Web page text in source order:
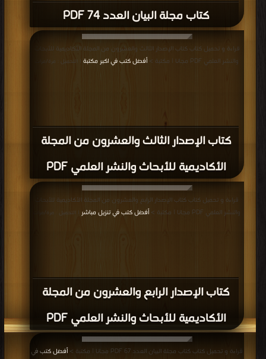
كتاب مجلة البيان العدد 74 PDF
كتاب الإصدار الثالث والعشرون من المجلة
الأكاديمية للأبحاث والنشر العلمي PDF
قراءة و تحميل كتاب كتاب الإصدار الثالث والعشرون من المجلة الأكاديمية للأبحاث
والنشر العلمي PDF مجانا | مكتبة >
أفضل كتب في اكبر مكتبة | التحميل : مرة/مرات
كتاب الإصدار الرابع والعشرون من المجلة
الأكاديمية للأبحاث والنشر العلمي PDF
قراءة و تحميل كتاب كتاب الإصدار الرابع والعشرون من المجلة الأكاديمية للأبحاث
والنشر العلمي PDF مجانا | مكتبة >
أفضل كتب في تنزيل مباشر | التحميل : مرة/مرات
قراءة و تحميل كتاب كتاب مجلة البيان العدد 67 PDF مجانا | مكتبة > أفضل كتب في